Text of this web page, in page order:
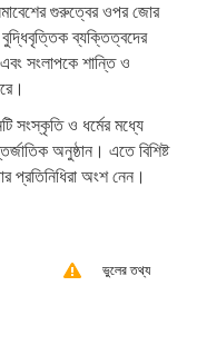
গুরুত্বের ওপর জোর
বুদ্ধিবৃত্তিক ব্যক্তিত্বদের
সংলাপকে শান্তি ও
সংস্কৃতি ও ধর্মের মধ্যে
অনুষ্ঠান। এতে বিশিষ্ট
প্রতিনিধিরা অংশ নেন।
ভুলের তথ্য